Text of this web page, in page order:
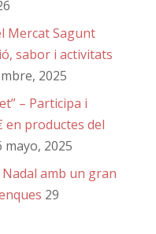
Mercat Sagunt
sabor i activitats
2025
– Participa i
en productes del
mayo, 2025
amb un gran
29